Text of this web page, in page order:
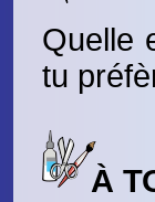
Quelle
tu
À